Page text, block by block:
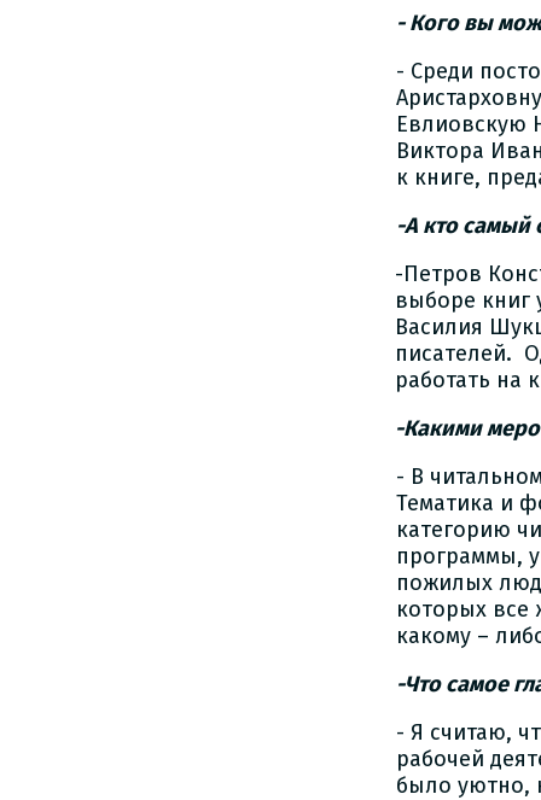
- Кого вы
- Среди
Евлиовскую
Виктора
к книге,
-А кто самый
-Петров
выборе книг
Василия
писателей.
работать
-Какими
- В
Тематика и
категорию
программы,
пожилых
которых
какому –
-Что самое
- Я считаю,
рабочей
было уютно,